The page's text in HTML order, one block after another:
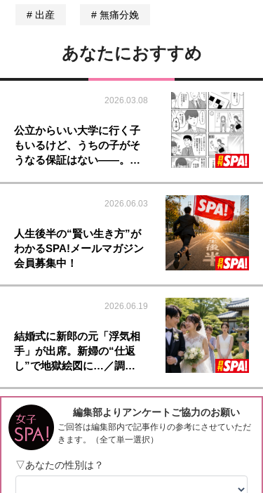
出産 無痛分娩
あなたにおすすめ
2026.03.08
公立からいい大学に行く子
もいるけど、うちの子がそ
うなる保証はない――。…
2026.06.03
人生後半の“賢い生き方”が
わかるSPA!メールマガジン
会員募集中！
2026.06.19
結婚式に新郎の元「浮気相
手」が出席。新婦の“仕返
し”で地獄絵図に…／調…